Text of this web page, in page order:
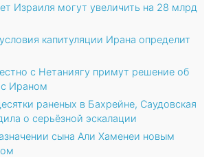
Израиля могут увеличить на 28 млрд
капитуляции Ирана определит
с Нетаниягу примут решение об
Ираном
раненых в Бахрейне, Саудовская
о серьёзной эскалации
сына Али Хаменеи новым